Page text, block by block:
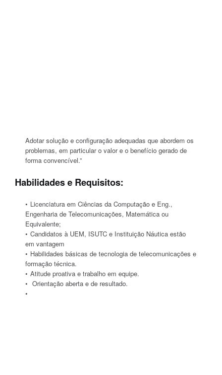
Adotar solução e configuração adequadas que abordem os
problemas, em particular o valor e o benefício gerado de
forma convencível.”
Habilidades e Requisitos:
Licenciatura em Ciências da Computação e Eng.,
Engenharia de Telecomunicações, Matemática ou
Equivalente;
Candidatos à UEM, ISUTC e Instituição Náutica estão
em vantagem
Habilidades básicas de tecnologia de telecomunicações e
formação técnica.
Atitude proativa e trabalho em equipe.
Orientação aberta e de resultado.